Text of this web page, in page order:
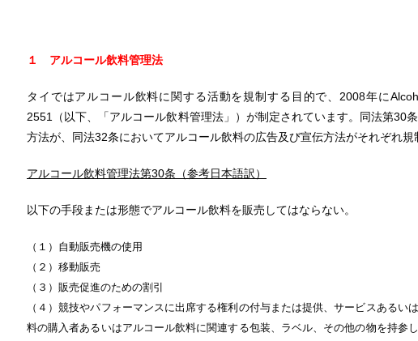
１ アルコール飲料管理法
タイではアルコール飲料に関する活動を規制する目的で、2008年に
2551（以下、「アルコール飲料管理法」）が制定されています。同法第30
方法が、同法32条においてアルコール飲料の広告及び宣伝方法がそれぞれ規
アルコール飲料管理法第30条（参考日本語訳）
以下の手段または形態でアルコール飲料を販売してはならない。
（１）自動販売機の使用
（２）移動販売
（３）販売促進のための割引
（４）競技やパフォーマンスに出席する権利の付与または提供、サービスあるい
料の購入者あるいはアルコール飲料に関連する包装、ラベル、その他の物を持参